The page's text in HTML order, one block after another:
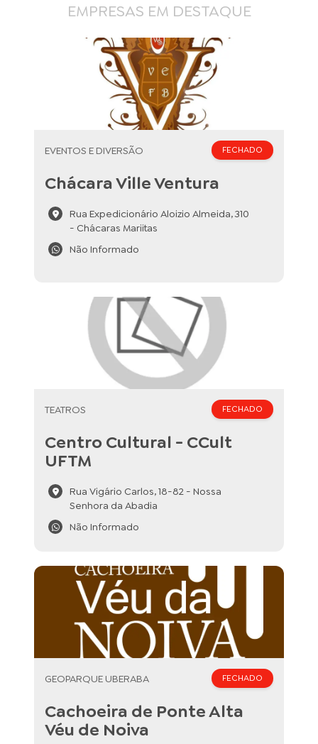
EMPRESAS EM DESTAQUE
EVENTOS E DIVERSÃO FECHADO
Chácara Ville Ventura
Rua Expedicionário Aloizio Almeida, 310
- Chácaras Mariitas
Não Informado
TEATROS FECHADO
Centro Cultural - CCult
UFTM
Rua Vigário Carlos, 18-82 - Nossa
Senhora da Abadia
Não Informado
GEOPARQUE UBERABA FECHADO
Cachoeira de Ponte Alta
Véu de Noiva